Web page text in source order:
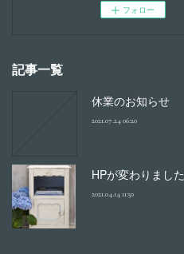
フォロー
記事一覧
休業のお知らせ
2021.07.24 06:20
HPが変わりました
2021.04.14 11:50